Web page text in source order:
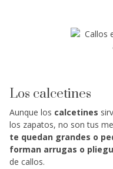
Los calcetines
Aunque los calcetines
los zapatos, no son tus
te quedan grandes o
forman arrugas o
de callos.